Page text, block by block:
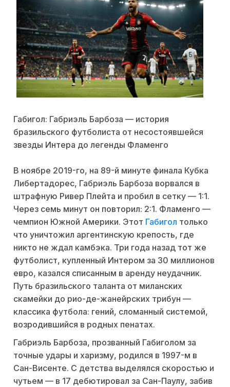
Габигол: Габриэль Барбоза — история
бразильского футболиста от несостоявшейся
звезды Интера до легенды Фламенго
В ноябре 2019-го, на 89-й минуте финала Кубка
Либертадорес, Габриэль Барбоза ворвался в
штрафную Ривер Плейта и пробил в сетку — 1:1.
Через семь минут он повторил: 2:1. Фламенго —
чемпион Южной Америки. Этот Габигол только
что уничтожил аргентинскую крепость, где
никто не ждал камбэка. Три года назад тот же
футболист, купленный Интером за 30 миллионов
евро, казался списанным в аренду неудачник.
Путь бразильского таланта от миланских
скамейки до рио-де-жанейрских трибун —
классика футбола: гений, сломанный системой,
возродившийся в родных пенатах.
Габриэль Барбоза, прозванный Габиголом за
точные удары и харизму, родился в 1997-м в
Сан-Висенте. С детства выделялся скоростью и
чутьем — в 17 дебютировал за Сан-Паулу, забив